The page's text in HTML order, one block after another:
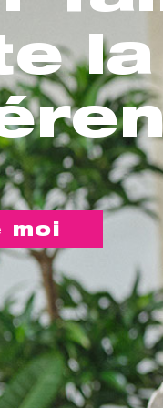
la
moi